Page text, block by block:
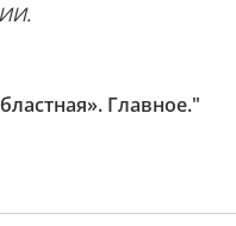
Главное."